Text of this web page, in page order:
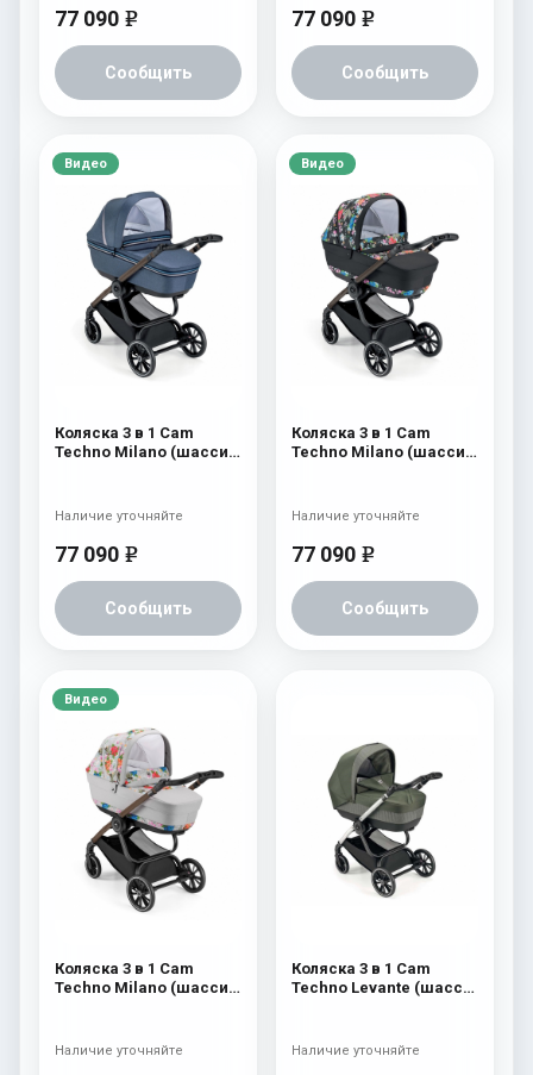
77 090 e
Сообщить
77 090 e
Сообщить
Видео
Коляска 3 в 1 Cam
Techno Milano (шасси
77 090 e
Сообщить
Наличие уточняйте
Видео
Коляска 3 в 1 Cam
Techno Milano (шасси
77 090 e
Сообщить
Наличие уточняйте
Видео
Коляска 3 в 1 Cam
Techno Milano (шасси
Наличие уточняйте
Коляска 3 в 1 Cam
Techno Levante (шасси
Наличие уточняйте